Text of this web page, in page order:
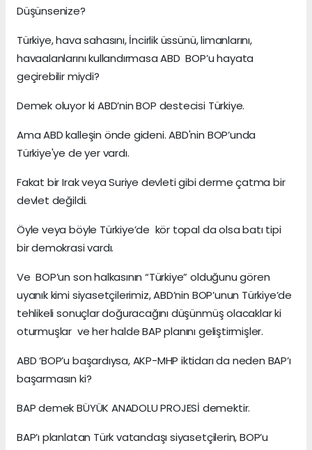
Düşünsenize?
Türkiye, hava sahasını, İncirlik üssünü, limanlarını,
havaalanlarını kullandırmasa ABD BOP’u hayata
geçirebilir miydi?
Demek oluyor ki ABD’nin BOP destecisi Türkiye.
Ama ABD kalleşin önde gideni. ABD'nin BOP’unda
Türkiye'ye de yer vardı.
Fakat bir Irak veya Suriye devleti gibi derme çatma bir
devlet değildi.
Öyle veya böyle Türkiye’de kör topal da olsa batı tipi
bir demokrasi vardı.
Ve BOP’un son halkasının “Türkiye” olduğunu gören
uyanık kimi siyasetçilerimiz, ABD’nin BOP’unun Türkiye’de
tehlikeli sonuçlar doğuracağını düşünmüş olacaklar ki
oturmuşlar ve her halde BAP planını geliştirmişler.
ABD ‘BOP’u başardıysa, AKP-MHP iktidarı da neden BAP’ı
başarmasın ki?
BAP demek BÜYÜK ANADOLU PROJESİ demektir.
BAP’ı planlatan Türk vatandaşı siyasetçilerin, BOP’u